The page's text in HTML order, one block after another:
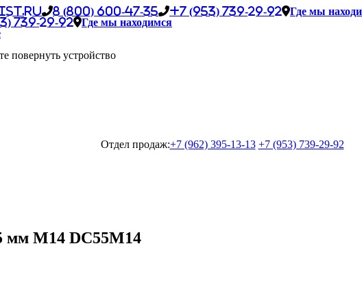
8 (800) 600-47-35 +7 (953) 739-29-92
Где мы
739-29-92
Где мы находимся
повернуть устройство
Отдел продаж:+7 (962) 395-13-13 +7 (953) 739-29-92
мм M14 DC55M14